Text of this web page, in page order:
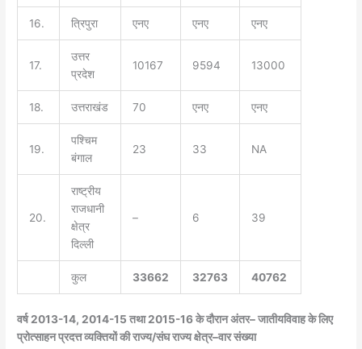
16. त्रिपुरा एनए एनए एनए
17.
उत्तर
प्रदेश
10167 9594 13000
18. उत्तराखंड 70 एनए एनए
19.
पश्चिम
बंगाल
23 33 NA
20.
राष्ट्रीय
राजधानी
क्षेत्र
दिल्ली
– 6 39
कुल 33662 32763 40762
वर्ष2013-14, 2014-15तथा 2015-16 के दौरान अंतर–जातीयविवाह के लिए
प्रोत्साहन प्रदत्त व्यक्तियों की राज्य/संघ राज्य क्षेत्र–वार संख्या